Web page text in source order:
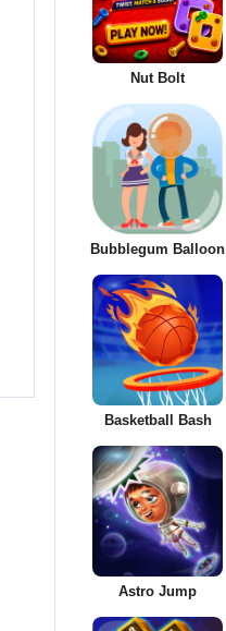
Nut Bolt
Bubblegum Balloon
Basketball Bash
Astro Jump